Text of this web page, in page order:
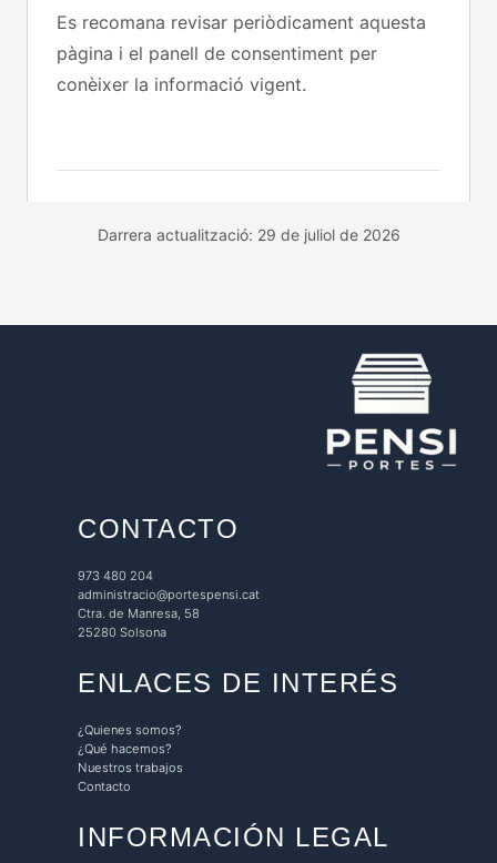
Es recomana revisar periòdicament aquesta
pàgina i el panell de consentiment per
conèixer la informació vigent.
Darrera actualització: 29 de juliol de 2026
CONTACTO
973 480 204
administracio@portespensi.cat
Ctra. de Manresa, 58
25280 Solsona
ENLACES DE INTERÉS
¿Quienes somos?
¿Qué hacemos?
Nuestros trabajos
Contacto
INFORMACIÓN LEGAL